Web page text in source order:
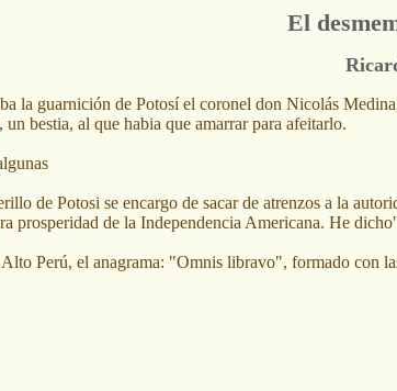
El
la guarnición de Potosí el coronel don Nicolás
bestia, al que habia que amarrar para afeitarlo.
de Potosi se encargo de sacar de atrenzos a la
prosperidad de la Independencia Americana. He
Perú, el anagrama: "Omnis libravo", formado con